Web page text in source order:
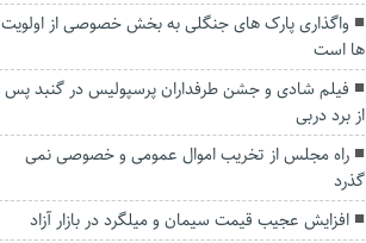
واگذاری پارک های جنگلی به بخش خصوصی از اولویت
ها است
فیلم شادی و جشن طرفداران پرسپولیس در گنبد پس
از برد دربی
راه مجلس از تخریب اموال عمومی و خصوصی نمی
گذرد
افزایش عجیب قیمت سیمان و میلگرد در بازار آزاد